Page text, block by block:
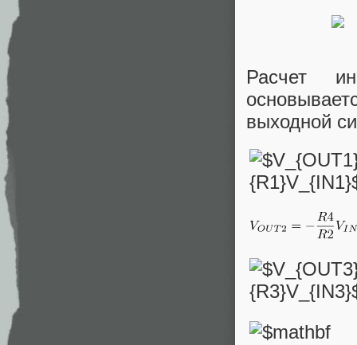
Расчет
выходной